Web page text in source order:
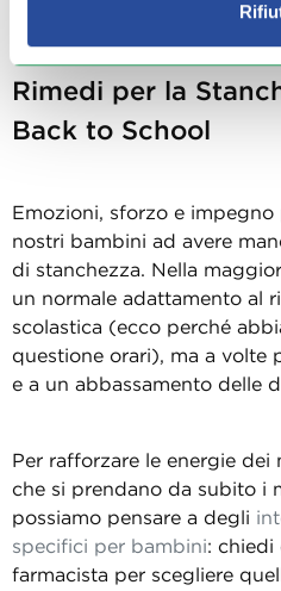
Rimedi per la
Back to School
Emozioni, sforzo e
nostri bambini ad avere
di stanchezza. Nella
un normale adattamento al
scolastica (ecco perché
questione orari), ma a volte
e a un abbassamento delle
Per rafforzare le energie
che si prendano da subito i
possiamo pensare a degli
specifici per bambini: chiedi
farmacista per scegliere